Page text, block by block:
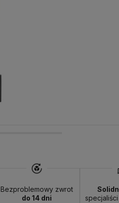
Bezproblemowy zwrot
do 14 dni